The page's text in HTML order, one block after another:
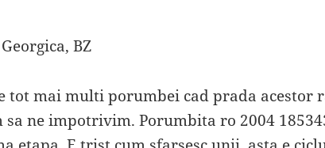
BZ
tot mai multi porumbei cad prada acestor
sa ne impotrivim. Porumbita ro 2004